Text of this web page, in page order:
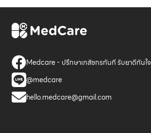
Medcare - ปรึกษาเภสัชกรทันที รับยาดีทันใจ
@medcare
hello.medcare@gmail.com